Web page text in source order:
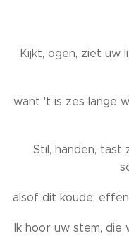
Kijkt, ogen, ziet uw
want 't is zes lange
Stil, handen,
alsof dit koude,
Ik hoor uw stem,